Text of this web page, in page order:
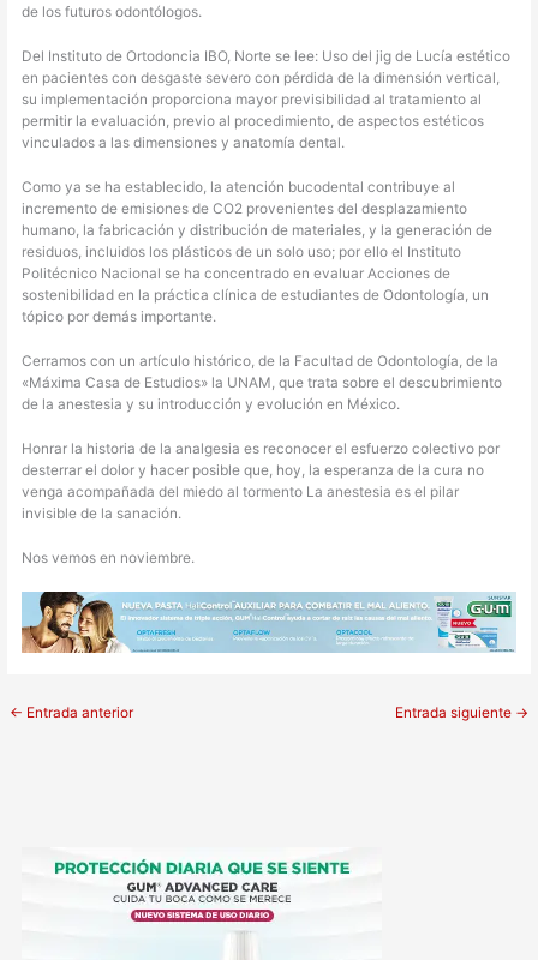
de los futuros odontólogos.
Del Instituto de Ortodoncia IBO, Norte se lee: Uso del jig de Lucía estético
en pacientes con desgaste severo con pérdida de la dimensión vertical,
su implementación proporciona mayor previsibilidad al tratamiento al
permitir la evaluación, previo al procedimiento, de aspectos estéticos
vinculados a las dimensiones y anatomía dental.
Como ya se ha establecido, la atención bucodental contribuye al
incremento de emisiones de CO2 provenientes del desplazamiento
humano, la fabricación y distribución de materiales, y la generación de
residuos, incluidos los plásticos de un solo uso; por ello el Instituto
Politécnico Nacional se ha concentrado en evaluar Acciones de
sostenibilidad en la práctica clínica de estudiantes de Odontología, un
tópico por demás importante.
Cerramos con un artículo histórico, de la Facultad de Odontología, de la
«Máxima Casa de Estudios» la UNAM, que trata sobre el descubrimiento
de la anestesia y su introducción y evolución en México.
Honrar la historia de la analgesia es reconocer el esfuerzo colectivo por
desterrar el dolor y hacer posible que, hoy, la esperanza de la cura no
venga acompañada del miedo al tormento La anestesia es el pilar
invisible de la sanación.
Nos vemos en noviembre.
← Entrada anterior Entrada siguiente →